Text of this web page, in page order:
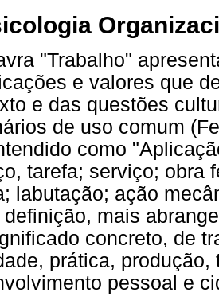
"Trabalho"
e valores que
e das questões
de uso comum
como
tarefa; serviço; obra
labutação; ação
definição, mais
concreto, de
prática,
pessoal e